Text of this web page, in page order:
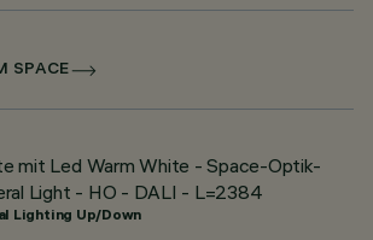
SPACE
mit Led Warm White - Space-Optik-
Light - HO - DALI - L=2384
Lighting Up/Down